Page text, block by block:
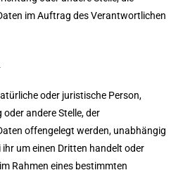
im Auftrag des Verantwortlichen
oder juristische Person,
andere Stelle, der
offengelegt werden, unabhängig
ihr um einen Dritten handelt oder
Rahmen eines bestimmten